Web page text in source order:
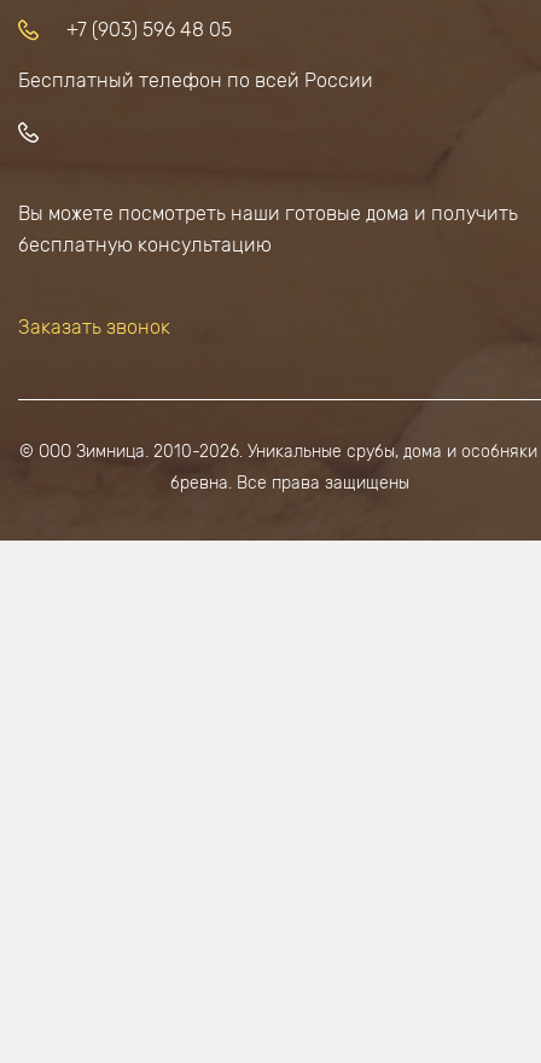
+7 (903) 596 48 05
Бесплатный телефон по всей России
Вы можете посмотреть наши готовые дома и получить
бесплатную консультацию
Заказать звонок
© ООО Зимница. 2010-2026. Уникальные срубы, дома и особняки
бревна. Все права защищены